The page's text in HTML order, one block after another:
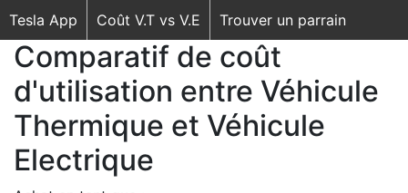
Tesla App Coût V.T vs V.E Trouver un parrain
Comparatif de coût
d'utilisation entre Véhicule
Thermique et Véhicule
Electrique